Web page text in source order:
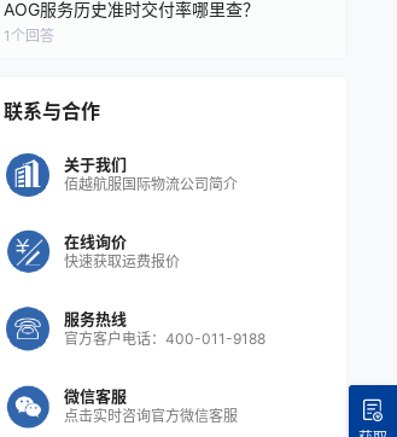
AOG服务历史准时交付率哪里查？
1 个回答
联系与合作
关于我们
佰越航服国际物流公司简介
在线询价
快速获取运费报价
服务热线
官方客户电话：400-011-9188
微信客服
点击实时咨询官方微信客服